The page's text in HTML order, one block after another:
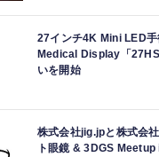
27インチ4K Mini LED
Medical Display「
いを開始
株式会社jig.jpと株式会
ト眼鏡 & 3DGS